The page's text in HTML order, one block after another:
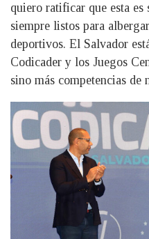
quiero ratificar que esta es
siempre listos para
deportivos. El Salvador
Codicader y los Juegos
sino más competencias